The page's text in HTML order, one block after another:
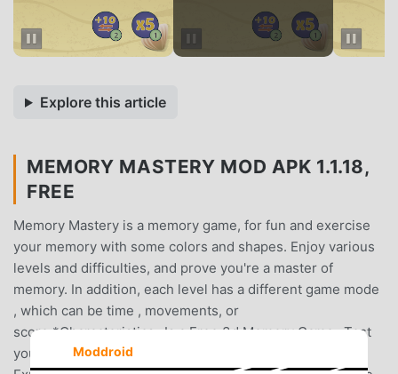
Explore this article
MEMORY MASTERY MOD APK 1.1.18,
FREE
Memory Mastery is a memory game, for fun and exercise
your memory with some colors and shapes. Enjoy various
levels and difficulties, and prove you're a master of
memory. In addition, each level has a different game mode
, which can be time , movements, or
score.*Characteristics- Is a Free 3d Memory Game- Test
your memory with 4 difficulties : Easy, Medium , Hard ,
Moddroid